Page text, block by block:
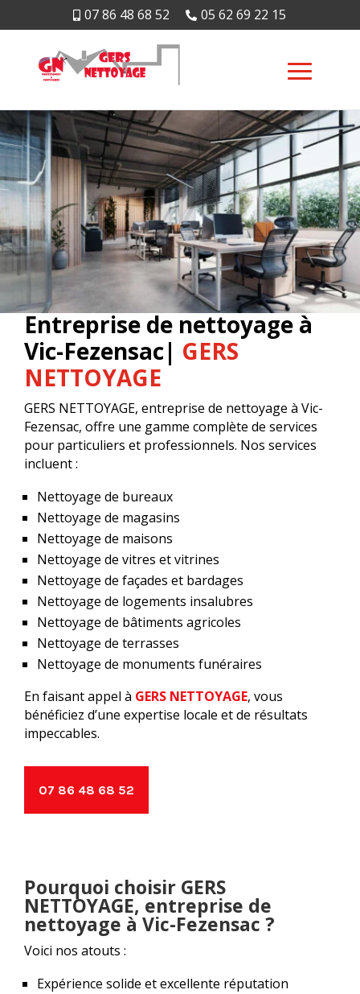
07 86 48 68 52  05 62 69 22 15
Entreprise de nettoyage à
Vic-Fezensac| GERS
NETTOYAGE
GERS NETTOYAGE, entreprise de nettoyage à Vic-
Fezensac, offre une gamme complète de services
pour particuliers et professionnels. Nos services
incluent :
Nettoyage de bureaux
Nettoyage de magasins
Nettoyage de maisons
Nettoyage de vitres et vitrines
Nettoyage de façades et bardages
Nettoyage de logements insalubres
Nettoyage de bâtiments agricoles
Nettoyage de terrasses
Nettoyage de monuments funéraires
En faisant appel à GERS NETTOYAGE, vous
bénéficiez d’une expertise locale et de résultats
impeccables.
07 86 48 68 52
Pourquoi choisir GERS
NETTOYAGE, entreprise de
nettoyage à Vic-Fezensac ?
Voici nos atouts :
Expérience solide et excellente réputation